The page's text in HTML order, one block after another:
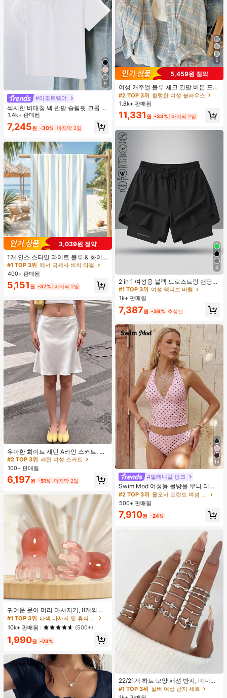
9
#리조트웨어
섹시한 비대칭 넥 반팔 슬림핏 크롭 탑
화이트 여름
1.4k+ 판매됨
7,245원 -30% 마지막 2일
3,039원 절약
1개 인스 스타일 라이트 블루 & 화이
트 & 그린 스트라이프 비치 타월, 화이
트와 그린 세로 스트라이프 프린트가
있는 라이트 블루 배경, 신선한 섬 휴
가 분위기, 수영, 캠핑, 피트니스, 여름
휴식, 욕실 장식, 야외 액세서리, 선물,
수영장 부드러운 가구, 핸드 타월에 적
합
#1 TOP 3위 에서 극세사 비치 타월
거의 매진!
#1 TOP 3위 에서 극세사 비치 타월
거의 매진!
#1 TOP 3위 에서 극세사 비치 타월
거의 매진!
#1 TOP 3위
에서 극세사 비치 타월
400+ 판매됨
5,151 원 -37% 마지막 2일
우아한 화이트 새틴 A라인 스커트, 여
성용 캐주얼 숏 랩 스커트, 신축성 없
는 원단으로 제작, 정교하고 우아한 여
름 스타일을 완벽하게 연출
#2 TOP 3위
새틴 여성 스커트
거의 매진!
#2 TOP 3위 새틴 여성 스커트
거의 매진!
#2 TOP 3위 새틴 여성 스커트
거의 매진!
#2 TOP 3위
새틴 여성 스커트
100+ 판매됨
6,197원 -51% 마지막 2일
귀여운 문어 머리 마사지기, 8개의 촉
수, 머리 마사지기, 괄사 페이셜 도구,
머리 & 몸 이완, 독특한 마사지 포인
트, 수동 딥 티슈 마사지 도구, 학교, 개
학, 여행, 여행 필수품, 가정 필수품, 스
파, 마사지 도구, 마사지
#1 TOP 3위
다색 마사지 및 휴식 도구
10k+ 판매됨
(500+)
1,990원 -23%
5
5,459원 절약
여성 캐주얼 블루 체크 긴팔 버튼 프론
트 폴리에스터 셔츠, 레귤러 핏, 봄 의
류, 편안한 스타일
#2 TOP 3위 헐렁한 여성 블라우스
1.8k+ 판매됨
11,331 원 -33% 마지막 2일
4
2 in 1 여성용 블랙 드로스트링 밴딩
허리 곡선 밑단 캐주얼 러닝 트레이닝
운동 반바지
높은 재방문 고객
#1 TOP 3위 여성 액티브 바텀
높은 재방문 고객
#1 TOP 3위 여성 액티브 바텀
높은 재방문 고객
#1 TOP 3위
여성 액티브 바텀
높은 재방문 고객
1k+ 판매됨
7,387원 -36% 추정된
14
#밀레니얼 핑크
Swim Mod 여성용 물방울 무늬 러치
드 홀터 탱크니 탑 및 트라이앵글 하의
수영복 세트, 여름 휴가에 적합
#2 TOP 3위
올오버 프린트 여성 탱키니스
500+ 판매됨
7,910원 -24%
22/21개 하트 모양 패션 반지, 미니멀
리스트 크리스탈 임베디드 보헤미안
기하학 반지 세트, 발렌타인데이, 어머
#1 TOP 3위
실버 여성 반지 세트
거의 매진!
#1 TOP 3위 실버 여성 반지 세트
#1 TOP 3위 실버 여성 반지 세트